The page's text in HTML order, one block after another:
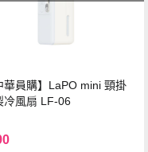
華員購】LaPO mini 頸掛
冷風扇 LF-06